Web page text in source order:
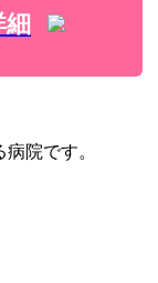
院です。